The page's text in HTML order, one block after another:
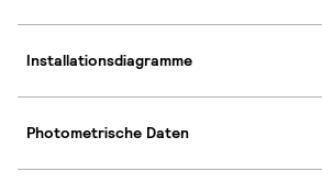
Installationsdiagramme
Photometrische Daten